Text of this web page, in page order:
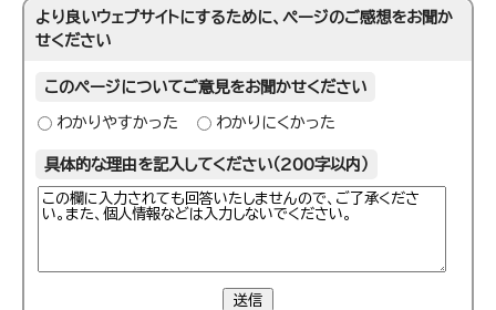
より良いウェブサイトにするために、ページのご感想をお聞か
せください
このページについてご意見をお聞かせください
わかりやすかった わかりにくかった
具体的な理由を記入してください（200字以内）
送信